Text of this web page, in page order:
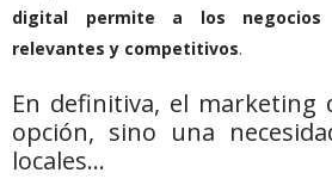
digital permite a los negocios
relevantes y competitivos.
En definitiva, el marketing
opción, sino una
locales…